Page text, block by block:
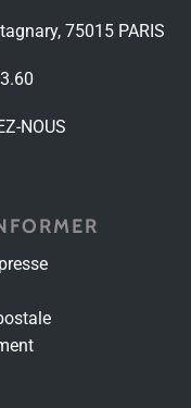
75015 PARIS
NOUS